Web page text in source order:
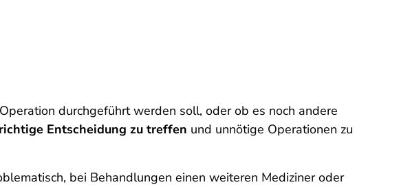
durchgeführt werden soll, oder ob es noch andere
Entscheidung zu treffen und unnötige Operationen zu
bei Behandlungen einen weiteren Mediziner oder